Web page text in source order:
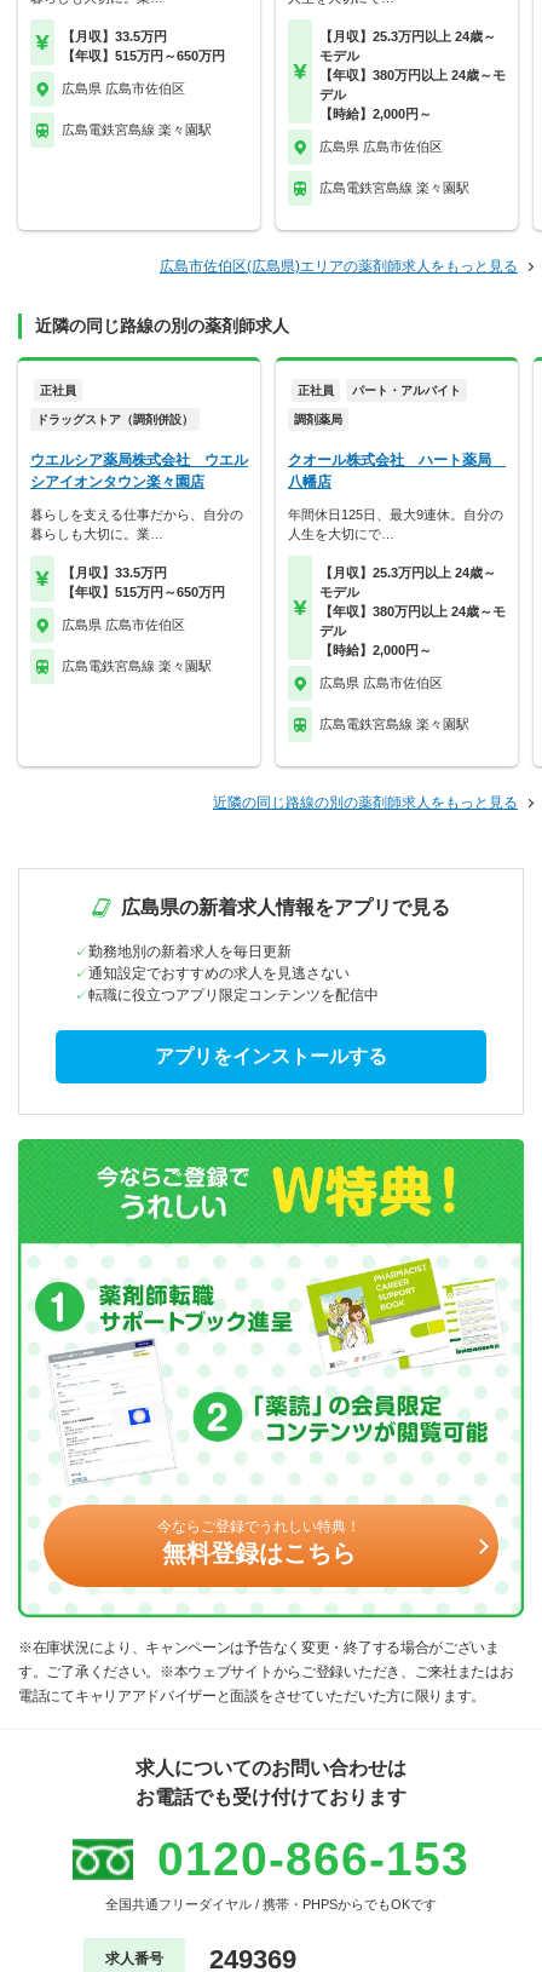
【月収】33.5万円
【年収】515万円～650万円
広島県 広島市佐伯区
広島電鉄宮島線 楽々園駅
【月収】25.3万円以上 24歳～
モデル
【年収】380万円以上 24歳～モ
デル
【時給】2,000円～
広島県 広島市佐伯区
広島電鉄宮島線 楽々園駅
広島市佐伯区(広島県)エリアの薬剤師求人をもっと見る
近隣の同じ路線の別の薬剤師求人
正社員
ドラッグストア（調剤併設）
ウエルシア薬局株式会社 ウエル
シアイオンタウン楽々園店
暮らしを支える仕事だから、自分の
暮らしも大切に。業…
【月収】33.5万円
【年収】515万円～650万円
広島県 広島市佐伯区
広島電鉄宮島線 楽々園駅
正社員 パート・アルバイト
調剤薬局
クオール株式会社 ハート薬局
八幡店
年間休日125日、最大9連休。自分の
人生を大切にで…
【月収】25.3万円以上 24歳～
モデル
【年収】380万円以上 24歳～モ
デル
【時給】2,000円～
広島県 広島市佐伯区
広島電鉄宮島線 楽々園駅
近隣の同じ路線の別の薬剤師求人をもっと見る
広島県の新着求人情報をアプリで見る
勤務地別の新着求人を毎日更新
通知設定でおすすめの求人を見逃さない
転職に役立つアプリ限定コンテンツを配信中
アプリをインストールする
今ならご登録でうれしい特典！
無料登録はこちら
※在庫状況により、キャンペーンは予告なく変更・終了する場合がございま
す。ご了承ください。※本ウェブサイトからご登録いただき、ご来社またはお
電話にてキャリアアドバイザーと面談をさせていただいた方に限ります。
求人についてのお問い合わせは
お電話でも受け付けております
0120-866-153
全国共通フリーダイヤル / 携帯・PHPSからでもOKです
求人番号 249369